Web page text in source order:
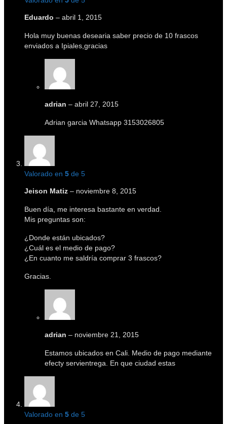
Eduardo – abril 1, 2015
Hola muy buenas desearia saber precio de 10 frascos
enviados a Ipiales,gracias
adrian – abril 27, 2015
Adrian garcia Whatsapp 3153026805
Valorado en 5 de 5
Jeison Matiz – noviembre 8, 2015
Buen día, me interesa bastante en verdad.
Mis preguntas son:
¿Donde están ubicados?
¿Cuál es el medio de pago?
¿En cuanto me saldría comprar 3 frascos?
Gracias.
adrian – noviembre 21, 2015
Estamos ubicados en Cali. Medio de pago mediante
efecty servientrega. En que ciudad estas
Valorado en 5 de 5